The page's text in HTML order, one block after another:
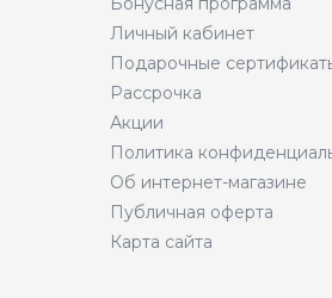
Личный кабинет
Подарочные
Рассрочка
Акции
Политика
Об интернет-магазине
Публичная оферта
Карта сайта